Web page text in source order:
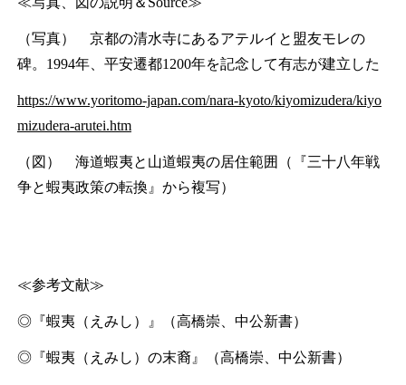
（写真） 京都の清水寺にあるアテルイと盟友モレの
碑。1994年、平安遷都1200年を記念して有志が建立した
https://www.yoritomo-japan.com/nara-kyoto/kiyomizudera/kiyo
mizudera-arutei.htm
（図） 海道蝦夷と山道蝦夷の居住範囲（『三十八年戦
争と蝦夷政策の転換』から複写）
≪参考文献≫
◎『蝦夷（えみし）』（高橋崇、中公新書）
◎『蝦夷（えみし）の末裔』（高橋崇、中公新書）